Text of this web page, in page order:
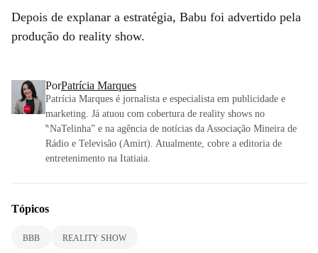
Depois de explanar a estratégia, Babu foi advertido pela
produção do reality show.
PorPatrícia Marques
Patrícia Marques é jornalista e especialista em publicidade e
marketing. Já atuou com cobertura de reality shows no
‶NaTelinha” e na agência de notícias da Associação Mineira de
Rádio e Televisão (Amirt). Atualmente, cobre a editoria de
entretenimento na Itatiaia.
Tópicos
BBB REALITY SHOW